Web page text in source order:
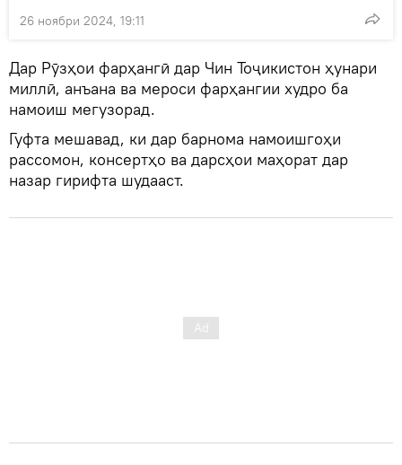
26 ноябри 2024, 19:11
Дар Рӯзҳои фарҳангӣ дар Чин Тоҷикистон ҳунари
миллӣ, анъана ва мероси фарҳангии худро ба
намоиш мегузорад.
Гуфта мешавад, ки дар барнома намоишгоҳи
рассомон, консертҳо ва дарсҳои маҳорат дар
назар гирифта шудааст.